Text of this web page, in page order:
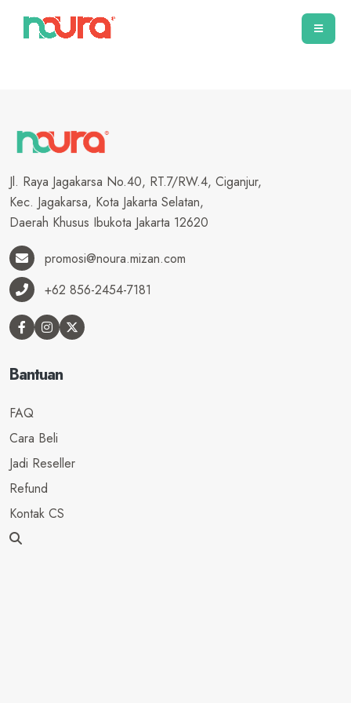
Jl. Raya Jagakarsa No.40, RT.7/RW.4, Ciganjur,
Kec. Jagakarsa, Kota Jakarta Selatan,
Daerah Khusus Ibukota Jakarta 12620
promosi@noura.mizan.com
+62 856-2454-7181
Bantuan
FAQ
Cara Beli
Jadi Reseller
Refund
Kontak CS